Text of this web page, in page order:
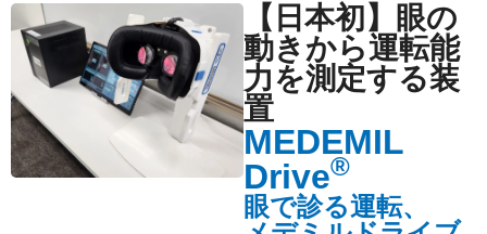
【日本初】眼の
動きから運転能
力を測定する装
置
MEDEMIL
Drive®
眼で診る運転、